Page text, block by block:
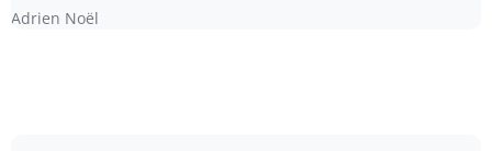
Adrien Noël